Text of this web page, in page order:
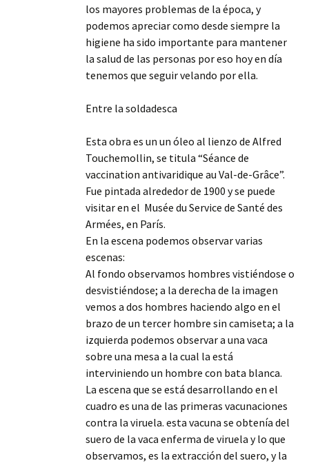
los mayores problemas de la época, y
podemos apreciar como desde siempre la
higiene ha sido importante para mantener
la salud de las personas por eso hoy en día
tenemos que seguir velando por ella.
Entre la soldadesca
Esta obra es un un óleo al lienzo de Alfred
Touchemollin, se titula “Séance de
vaccination antivaridique au Val-de-Grâce”.
Fue pintada alrededor de 1900 y se puede
visitar en el Musée du Service de Santé des
Armées, en París.
En la escena podemos observar varias
escenas:
Al fondo observamos hombres vistiéndose o
desvistiéndose; a la derecha de la imagen
vemos a dos hombres haciendo algo en el
brazo de un tercer hombre sin camiseta; a la
izquierda podemos observar a una vaca
sobre una mesa a la cual la está
interviniendo un hombre con bata blanca.
La escena que se está desarrollando en el
cuadro es una de las primeras vacunaciones
contra la viruela. esta vacuna se obtenía del
suero de la vaca enferma de viruela y lo que
observamos, es la extracción del suero, y la